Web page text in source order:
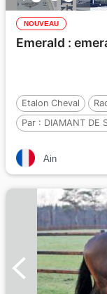
NOUVEAU
Emerald :
Etalon Cheval
Par : DIAMANT DE
Ain